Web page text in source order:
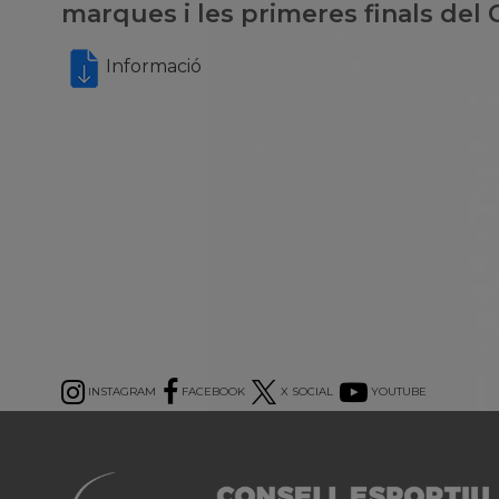
marques i les primeres finals del
Informació
INSTAGRAM FACEBOOK X SOCIAL YOUTUBE